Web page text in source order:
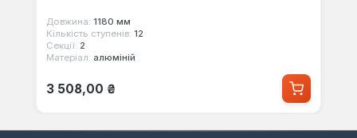
Довжина: 1180 мм
Кількість ступенів: 12
Секції: 2
Матеріал: алюміній
Звичайна ціна:
3 508,00 ₴